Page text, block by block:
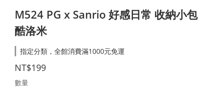
M524 PG x Sanrio 好感日常 收納小包
酷洛米
指定分類，全館消費滿1000元免運
NT$199
數量